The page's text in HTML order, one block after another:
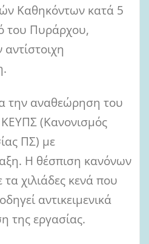
Καθηκόντων κατά 5
του Πυράρχου,
την αναθεώρηση του
(Κανονισμός
ΠΣ) με
Η θέσπιση κανόνων
χιλιάδες κενά που
αντικειμενικά
της εργασίας.